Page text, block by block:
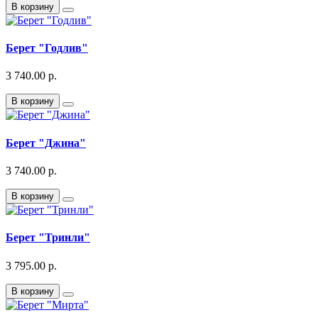
В корзину
Берет "Годлив"
3 740.00 р.
В корзину
Берет "Джина"
3 740.00 р.
В корзину
Берет "Тринли"
3 795.00 р.
В корзину